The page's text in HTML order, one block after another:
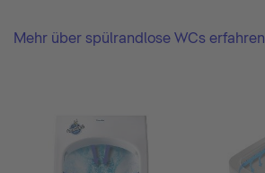
Mehr über spülrandlose WCs erfahren